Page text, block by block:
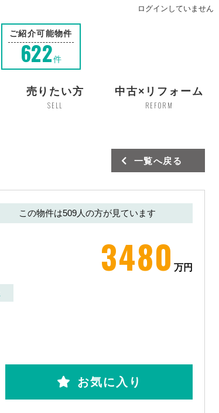
ログインしていません
ご紹介可能物件
622件
売りたい方
SELL
中古×リフォーム
REFORM
一覧へ戻る
3480 万円
この物件は509人の方が見ています
お気に入り